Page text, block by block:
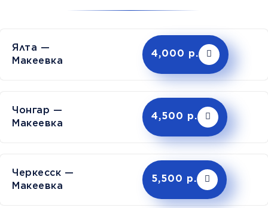
Ялта —
Макеевка
4,000 р.
Чонгар —
Макеевка
4,500 р.
Черкесск —
Макеевка
5,500 р.